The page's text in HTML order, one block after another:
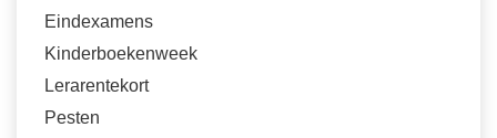
Eindexamens
Kinderboekenweek
Lerarentekort
Pesten